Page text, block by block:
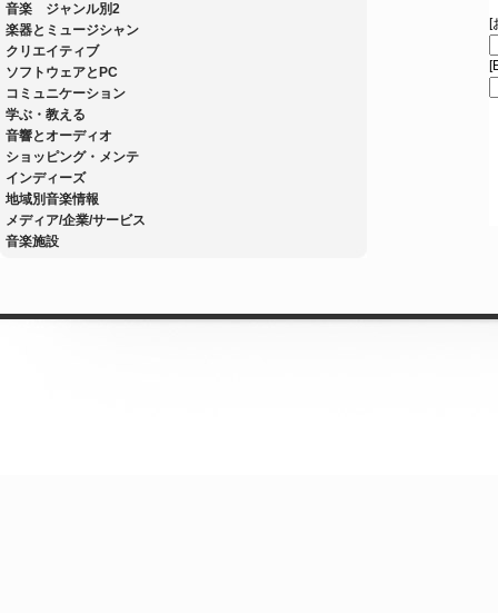
音楽 ジャンル別2
楽器とミュージシャン
クリエイティブ
ソフトウェアとPC
コミュニケーション
学ぶ・教える
音響とオーディオ
ショッピング・メンテ
インディーズ
地域別音楽情報
メディア/企業/サービス
音楽施設
[